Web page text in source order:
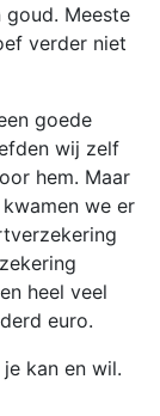
Meeste
verder niet
goede
wij zelf
hem. Maar
we er
heel veel
euro.
kan en wil.